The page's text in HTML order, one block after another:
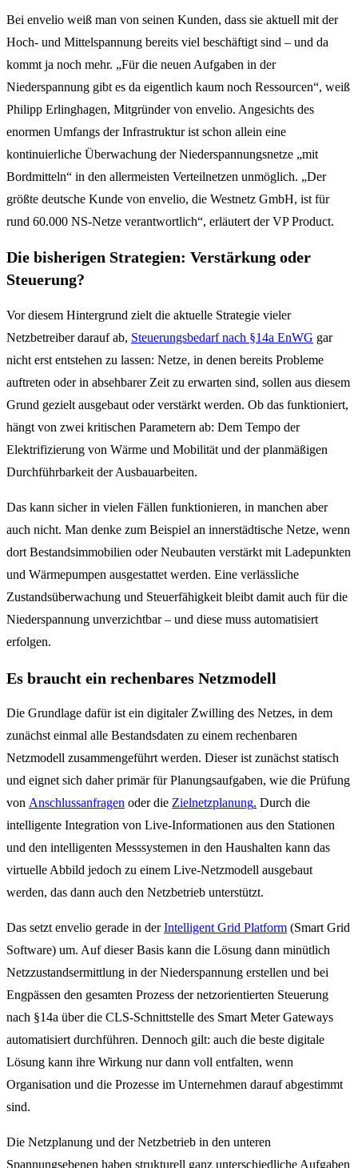
Bei envelio weiß man von seinen Kunden, dass sie aktuell mit der
Hoch- und Mittelspannung bereits viel beschäftigt sind – und da
kommt ja noch mehr. „Für die neuen Aufgaben in der
Niederspannung gibt es da eigentlich kaum noch Ressourcen“, weiß
Philipp Erlinghagen, Mitgründer von envelio. Angesichts des
enormen Umfangs der Infrastruktur ist schon allein eine
kontinuierliche Überwachung der Niederspannungsnetze „mit
Bordmitteln“ in den allermeisten Verteilnetzen unmöglich. „Der
größte deutsche Kunde von envelio, die Westnetz GmbH, ist für
rund 60.000 NS-Netze verantwortlich“, erläutert der VP Product.
Die bisherigen Strategien: Verstärkung oder
Steuerung?
Vor diesem Hintergrund zielt die aktuelle Strategie vieler
Netzbetreiber darauf ab, Steuerungsbedarf nach §14a EnWG gar
nicht erst entstehen zu lassen: Netze, in denen bereits Probleme
auftreten oder in absehbarer Zeit zu erwarten sind, sollen aus diesem
Grund gezielt ausgebaut oder verstärkt werden. Ob das funktioniert,
hängt von zwei kritischen Parametern ab: Dem Tempo der
Elektrifizierung von Wärme und Mobilität und der planmäßigen
Durchführbarkeit der Ausbauarbeiten.
Das kann sicher in vielen Fällen funktionieren, in manchen aber
auch nicht. Man denke zum Beispiel an innerstädtische Netze, wenn
dort Bestandsimmobilien oder Neubauten verstärkt mit Ladepunkten
und Wärmepumpen ausgestattet werden. Eine verlässliche
Zustandsüberwachung und Steuerfähigkeit bleibt damit auch für die
Niederspannung unverzichtbar – und diese muss automatisiert
erfolgen.
Es braucht ein rechenbares Netzmodell
Die Grundlage dafür ist ein digitaler Zwilling des Netzes, in dem
zunächst einmal alle Bestandsdaten zu einem rechenbaren
Netzmodell zusammengeführt werden. Dieser ist zunächst statisch
und eignet sich daher primär für Planungsaufgaben, wie die Prüfung
von Anschlussanfragen oder die Zielnetzplanung. Durch die
intelligente Integration von Live-Informationen aus den Stationen
und den intelligenten Messsystemen in den Haushalten kann das
virtuelle Abbild jedoch zu einem Live-Netzmodell ausgebaut
werden, das dann auch den Netzbetrieb unterstützt.
Das setzt envelio gerade in derIntelligent Grid Platform (Smart Grid
Software) um. Auf dieser Basis kann die Lösung dann minütlich
Netzzustandsermittlung in der Niederspannung erstellen und bei
Engpässen den gesamten Prozess der netzorientierten Steuerung
nach §14a über die CLS-Schnittstelle des Smart Meter Gateways
automatisiert durchführen. Dennoch gilt: auch die beste digitale
Lösung kann ihre Wirkung nur dann voll entfalten, wenn
Organisation und die Prozesse im Unternehmen darauf abgestimmt
sind.
Die Netzplanung und der Netzbetrieb in den unteren
Spannungsebenen haben strukturell ganz unterschiedliche Aufgaben